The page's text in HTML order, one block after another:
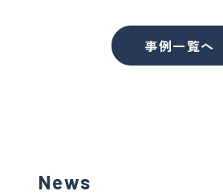
事例一覧へ
News